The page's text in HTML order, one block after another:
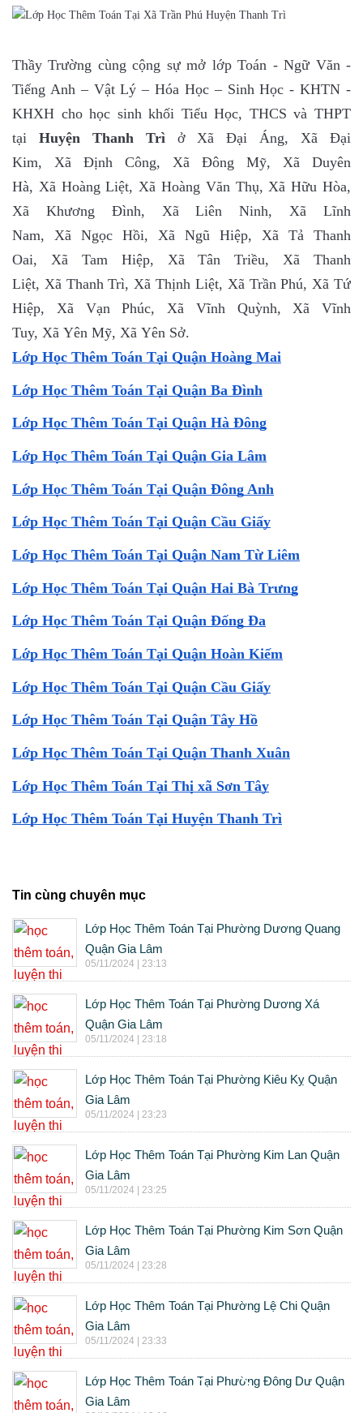
Thầy Trường cùng cộng sự mở lớp Toán - Ngữ Văn -
Tiếng Anh – Vật Lý – Hóa Học – Sinh Học - KHTN -
KHXH cho học sinh khối Tiểu Học, THCS và THPT
tại Huyện Thanh Trìở Xã Đại Áng, Xã Đại
Kim, Xã Định Công, Xã Đông Mỹ, Xã Duyên
Hà, Xã Hoàng Liệt, Xã Hoàng Văn Thụ, Xã Hữu Hòa,
Xã Khương Đình, Xã Liên Ninh, Xã Lĩnh
Nam, Xã Ngọc Hồi, Xã Ngũ Hiệp, Xã Tả Thanh
Oai, Xã Tam Hiệp, Xã Tân Triều, Xã Thanh
Liệt, Xã Thanh Trì, Xã Thịnh Liệt, Xã Trần Phú, Xã Tứ
Hiệp, Xã Vạn Phúc, Xã Vĩnh Quỳnh, Xã Vĩnh
Tuy, Xã Yên Mỹ, Xã Yên Sở.
Lớp Học Thêm Toán Tại Quận Hoàng Mai
Lớp Học Thêm Toán Tại Quận Ba Đình
Lớp Học Thêm Toán Tại Quận Hà Đông
Lớp Học Thêm Toán Tại Quận Gia Lâm
Lớp Học Thêm Toán Tại Quận Đông Anh
Lớp Học Thêm Toán Tại Quận Cầu Giấy
Lớp Học Thêm Toán Tại Quận Nam Từ Liêm
Lớp Học Thêm Toán Tại Quận Hai Bà Trưng
Lớp Học Thêm Toán Tại Quận Đống Đa
Lớp Học Thêm Toán Tại Quận Hoàn Kiếm
Lớp Học Thêm Toán Tại Quận Cầu Giấy
Lớp Học Thêm Toán Tại Quận Tây Hồ
Lớp Học Thêm Toán Tại Quận Thanh Xuân
Lớp Học Thêm Toán Tại Thị xã Sơn Tây
Lớp Học Thêm Toán Tại Huyện Thanh Trì
Tin cùng chuyên mục
Lớp Học Thêm Toán Tại Phường Dương Quang
Quận Gia Lâm
05/11/2024 | 23:13
Lớp Học Thêm Toán Tại Phường Dương Xá
Quận Gia Lâm
05/11/2024 | 23:18
Lớp Học Thêm Toán Tại Phường Kiêu Kỵ Quận
Gia Lâm
05/11/2024 | 23:23
Lớp Học Thêm Toán Tại Phường Kim Lan Quận
Gia Lâm
05/11/2024 | 23:25
Lớp Học Thêm Toán Tại Phường Kim Sơn Quận
Gia Lâm
05/11/2024 | 23:28
Lớp Học Thêm Toán Tại Phường Lệ Chi Quận
Gia Lâm
05/11/2024 | 23:33
Lớp Học Thêm Toán Tại Phường Đông Dư Quận
Gia Lâm